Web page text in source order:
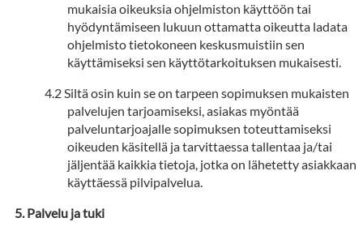
mukaisia oikeuksia ohjelmiston käyttöön tai
hyödyntämiseen lukuun ottamatta oikeutta ladata
ohjelmisto tietokoneen keskusmuistiin sen
käyttämiseksi sen käyttötarkoituksen mukaisesti.
Siltä osin kuin se on tarpeen sopimuksen mukaisten
palvelujen tarjoamiseksi, asiakas myöntää
palveluntarjoajalle sopimuksen toteuttamiseksi
oikeuden käsitellä ja tarvittaessa tallentaa ja/tai
jäljentää kaikkia tietoja, jotka on lähetetty asiakkaan
käyttäessä pilvipalvelua.
Palvelu ja tuki